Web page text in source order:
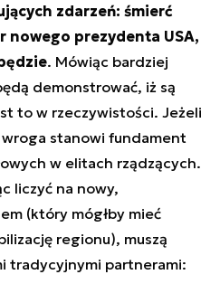
zdarzeń: śmierć
nowego prezydenta USA,
. Mówiąc bardziej
demonstrować, iż są
to w rzeczywistości. Jeżeli
stanowi fundament
w elitach rządzących.
liczyć na nowy,
(który mógłby mieć
regionu), muszą
tradycyjnymi partnerami: